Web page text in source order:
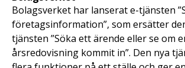
Bolagsverket har lanserat e-tjänsten
företagsinformation”, som ersätter
tjänsten ”Söka ett ärende eller se om
årsredovisning kommit in”. Den nya